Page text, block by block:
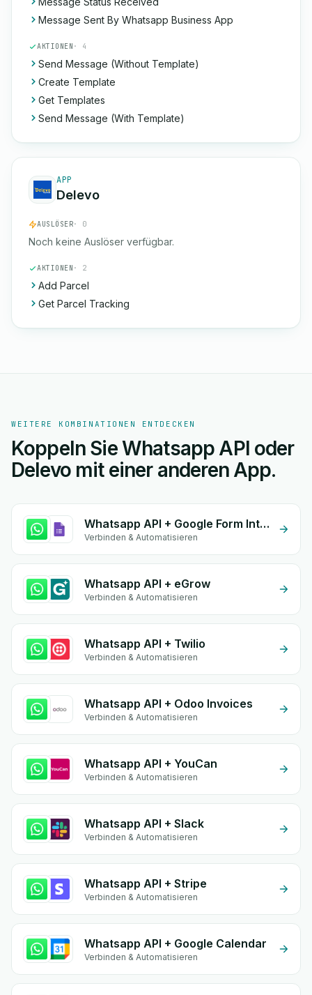
Message Sent By Whatsapp Business App
AKTIONEN · 4
Send Message (Without Template)
Create Template
Get Templates
Send Message (With Template)
APP
Delevo
AUSLÖSER· 0
Noch keine Auslöser verfügbar.
AKTIONEN · 2
Add Parcel
Get Parcel Tracking
WEITERE KOMBINATIONEN ENTDECKEN
Koppeln Sie Whatsapp API oder
Delevo mit einer anderen App.
Whatsapp API + Google Form Integration
Verbinden & Automatisieren
Whatsapp API + eGrow
Verbinden & Automatisieren
Whatsapp API + Twilio
Verbinden & Automatisieren
Whatsapp API + Odoo Invoices
Verbinden & Automatisieren
Whatsapp API + YouCan
Verbinden & Automatisieren
Whatsapp API + Slack
Verbinden & Automatisieren
Whatsapp API + Stripe
Verbinden & Automatisieren
Whatsapp API + Google Calendar
Verbinden & Automatisieren